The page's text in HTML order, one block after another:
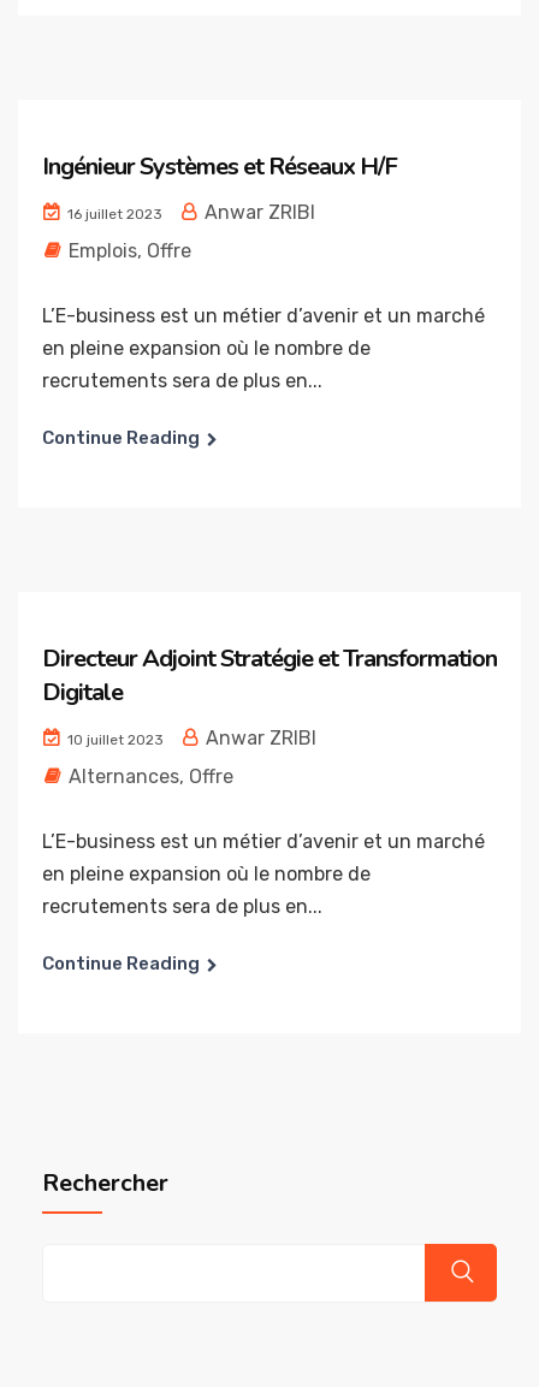
Ingénieur Systèmes et Réseaux H/F
16 juillet 2023
Anwar ZRIBI
Emplois, Offre
L’E-business est un métier d’avenir et un marché
en pleine expansion où le nombre de
recrutements sera de plus en...
Continue Reading
Directeur Adjoint Stratégie et Transformation
Digitale
10 juillet 2023
Anwar ZRIBI
Alternances, Offre
L’E-business est un métier d’avenir et un marché
en pleine expansion où le nombre de
recrutements sera de plus en...
Continue Reading
Rechercher